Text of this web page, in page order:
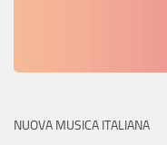
NUOVA MUSICA ITALIANA